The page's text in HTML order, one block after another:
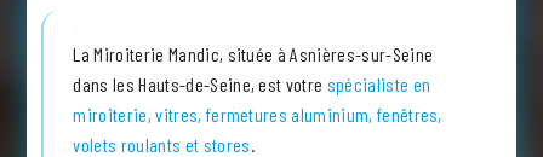
La Miroiterie Mandic, située à Asnières-sur-Seine
dans les Hauts-de-Seine, est votre spécialiste en
miroiterie, vitres, fermetures aluminium, fenêtres,
volets roulants et stores